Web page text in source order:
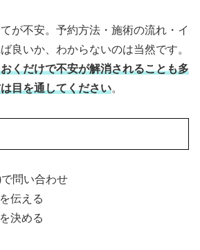
が不安。予約方法・施術の流れ・イ
良いか、わからないのは当然です。
くだけで不安が解消されることも多
目を通してください。
問い合わせ
伝える
決める